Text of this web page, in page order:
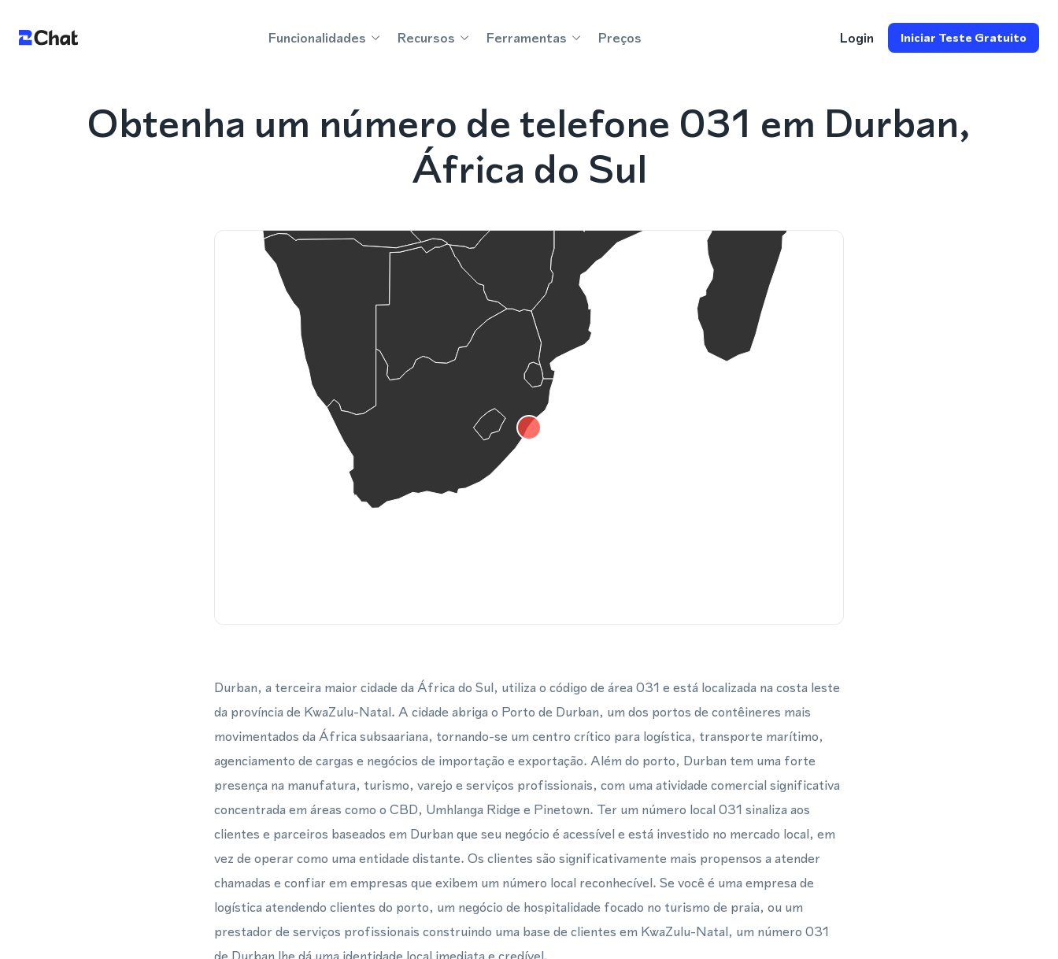
Funcionalidades Recursos Ferramentas Preços Login Iniciar Teste Gratuito
Obtenha um número de telefone 031 em Durban,
África do Sul
Durban, a terceira maior cidade da África do Sul, utiliza o código de área 031 e está localizada na costa leste
da província de KwaZulu-Natal. A cidade abriga o Porto de Durban, um dos portos de contêineres mais
movimentados da África subsaariana, tornando-se um centro crítico para logística, transporte marítimo,
agenciamento de cargas e negócios de importação e exportação. Além do porto, Durban tem uma forte
presença na manufatura, turismo, varejo e serviços profissionais, com uma atividade comercial significativa
concentrada em áreas como o CBD, Umhlanga Ridge e Pinetown. Ter um número local 031 sinaliza aos
clientes e parceiros baseados em Durban que seu negócio é acessível e está investido no mercado local, em
vez de operar como uma entidade distante. Os clientes são significativamente mais propensos a atender
chamadas e confiar em empresas que exibem um número local reconhecível. Se você é uma empresa de
logística atendendo clientes do porto, um negócio de hospitalidade focado no turismo de praia, ou um
prestador de serviços profissionais construindo uma base de clientes em KwaZulu-Natal, um número 031